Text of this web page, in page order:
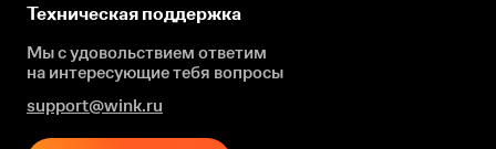
Техническая поддержка
Мы с удовольствием ответим
на интересующиетебя вопросы
support@wink.ru